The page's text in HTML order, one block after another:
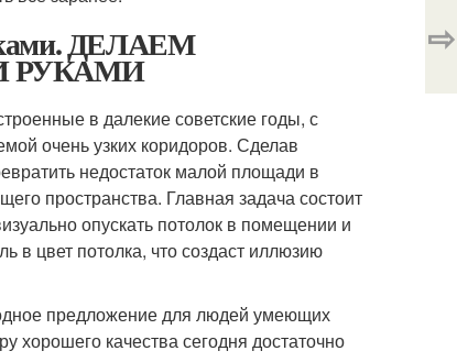
ДЕЛАЕМ
РУКАМИ
в далекие советские годы, с
очень узких коридоров. Сделав
недостаток малой площади в
пространства. Главная задача состоит
опускать потолок в помещении и
в цвет потолка, что создаст иллюзию
предложение для людей умеющих
хорошего качества сегодня достаточно
⇨